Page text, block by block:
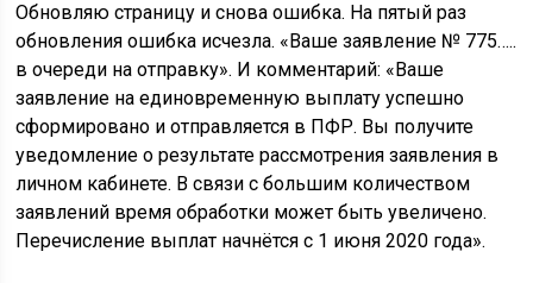
Обновляю страницу и снова ошибка. На пятый раз
обновления ошибка исчезла. «Ваше заявление № 775…..
в очереди на отправку». И комментарий: «Ваше
заявление на единовременную выплату успешно
сформировано и отправляется в ПФР. Вы получите
уведомление о результате рассмотрения заявления в
личном кабинете. В связи с большим количеством
заявлений время обработки может быть увеличено.
Перечисление выплат начнётся с 1 июня 2020 года».